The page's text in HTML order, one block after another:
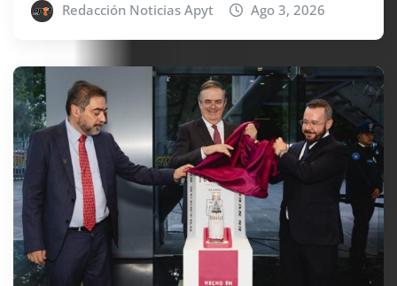
Redacción Noticias Apyt Ago 3, 2026